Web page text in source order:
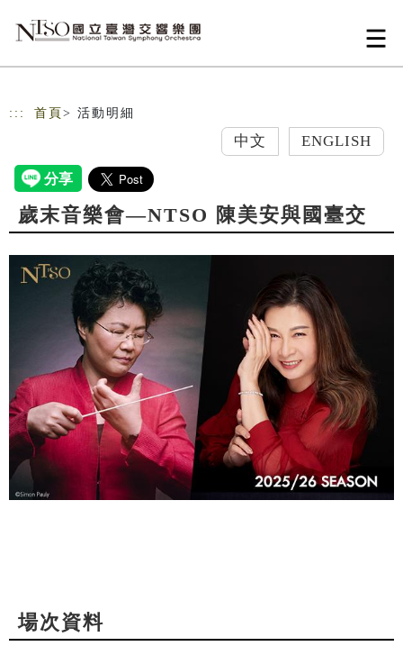
::: 首頁 > 活動明細
中文 ENGLISH
歲末音樂會—NTSO 陳美安與國臺交
場次資料